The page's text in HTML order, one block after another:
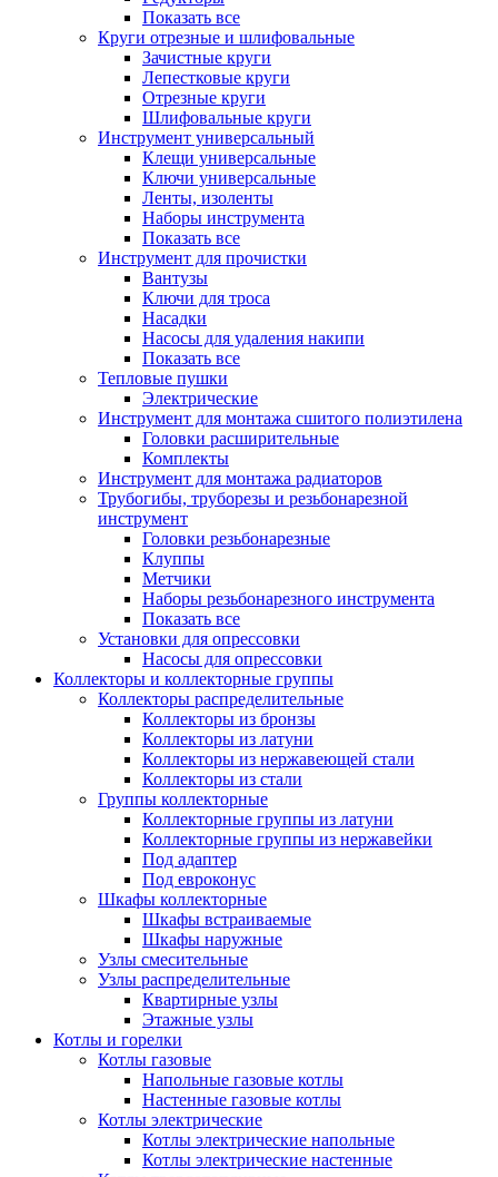
Показать все
Круги отрезные и шлифовальные
Зачистные круги
Лепестковые круги
Отрезные круги
Шлифовальные круги
Инструмент универсальный
Клещи универсальные
Ключи универсальные
Ленты, изоленты
Наборы инструмента
Показать все
Инструмент для прочистки
Вантузы
Ключи для троса
Насадки
Насосы для удаления накипи
Показать все
Тепловые пушки
Электрические
Инструмент для монтажа сшитого полиэтилена
Головки расширительные
Комплекты
Инструмент для монтажа радиаторов
Трубогибы, труборезы и резьбонарезной
инструмент
Головки резьбонарезные
Клуппы
Метчики
Наборы резьбонарезного инструмента
Показать все
Установки для опрессовки
Насосы для опрессовки
Коллекторы и коллекторные группы
Коллекторы распределительные
Коллекторы из бронзы
Коллекторы из латуни
Коллекторы из нержавеющей стали
Коллекторы из стали
Группы коллекторные
Коллекторные группы из латуни
Коллекторные группы из нержавейки
Под адаптер
Под евроконус
Шкафы коллекторные
Шкафы встраиваемые
Шкафы наружные
Узлы смесительные
Узлы распределительные
Квартирные узлы
Этажные узлы
Котлы и горелки
Котлы газовые
Напольные газовые котлы
Настенные газовые котлы
Котлы электрические
Котлы электрические напольные
Котлы электрические настенные